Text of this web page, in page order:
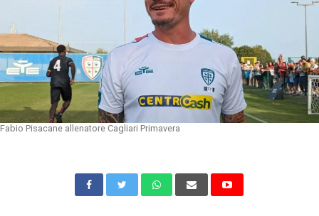
Fabio Pisacane allenatore Cagliari Primavera